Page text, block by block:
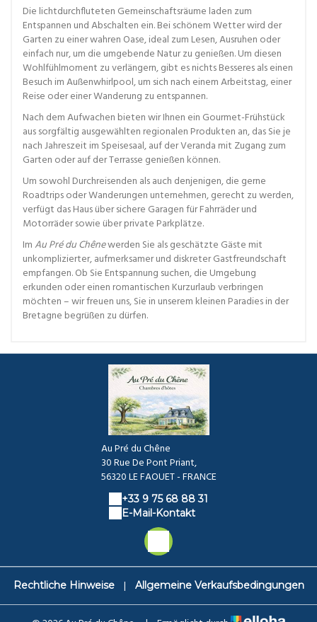
Die lichtdurchfluteten Gemeinschaftsräume laden zum
Entspannen und Abschalten ein. Bei schönem Wetter wird der
Garten zu einer wahren Oase, ideal zum Lesen, Ausruhen oder
einfach nur, um die umgebende Natur zu genießen. Um diesen
Wohlfühlmoment zu verlängern, gibt es nichts Besseres als einen
Besuch im Außenwhirlpool, um sich nach einem Arbeitstag, einer
Reise oder einer Wanderung zu entspannen.
Nach dem Aufwachen bieten wir Ihnen ein Gourmet-Frühstück
aus sorgfältig ausgewählten regionalen Produkten an, das Sie je
nach Jahreszeit im Speisesaal, auf der Veranda mit Zugang zum
Garten oder auf der Terrasse genießen können.
Um sowohl Durchreisenden als auch denjenigen, die gerne
Roadtrips oder Wanderungen unternehmen, gerecht zu werden,
verfügt das Haus über sichere Garagen für Fahrräder und
Motorräder sowie über private Parkplätze.
ImAu Pré du Chênewerden Sie als geschätzte Gäste mit
unkomplizierter, aufmerksamer und diskreter Gastfreundschaft
empfangen. Ob Sie Entspannung suchen, die Umgebung
erkunden oder einen romantischen Kurzurlaub verbringen
möchten – wir freuen uns, Sie in unserem kleinen Paradies in der
Bretagne begrüßen zu dürfen.
Au Pré du Chêne
30 Rue De Pont Priant,
56320 LE FAOUET - FRANCE
+33 9 75 68 88 31
E-Mail-Kontakt
Rechtliche Hinweise | Allgemeine Verkaufsbedingungen